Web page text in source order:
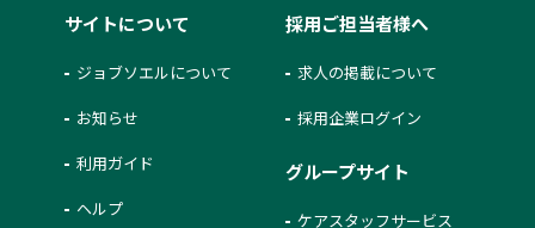
サイトについて
ジョブソエルについて
お知らせ
利用ガイド
ヘルプ
採用ご担当者様へ
求人の掲載について
採用企業ログイン
グループサイト
ケアスタッフサービス